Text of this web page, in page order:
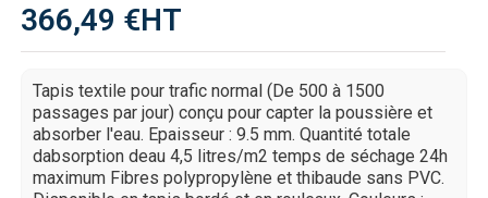
366,49 €HT
Tapis textile pour trafic normal (De 500 à 1500
passages par jour) conçu pour capter la poussière et
absorber l'eau. Epaisseur : 9.5 mm. Quantité totale
dabsorption deau 4,5 litres/m2 temps de séchage 24h
maximum Fibres polypropylène et thibaude sans PVC.